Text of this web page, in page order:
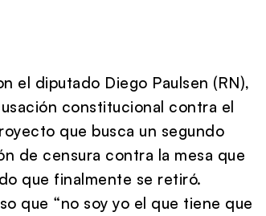
el diputado Diego Paulsen (RN),
constitucional contra el
que busca un segundo
de censura contra la mesa que
que finalmente se retiró.
que “no soy yo el que tiene que